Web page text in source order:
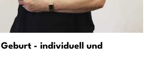
- individuell und